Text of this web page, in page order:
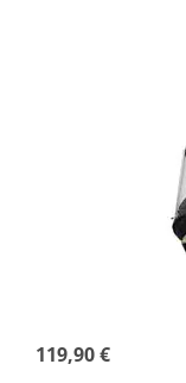
119,90 €